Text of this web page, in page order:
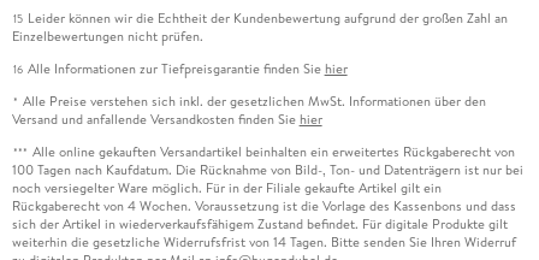
15 Leider können wir die Echtheit der Kundenbewertung aufgrund der großen Zahl an
Einzelbewertungen nicht prüfen.
16 Alle Informationen zur Tiefpreisgarantie finden Sie hier
* Alle Preise verstehen sich inkl. der gesetzlichen MwSt. Informationen über den
Versand und anfallende Versandkosten finden Sie hier
*** Alle online gekauften Versandartikel beinhalten ein erweitertes Rückgaberecht von
100 Tagen nach Kaufdatum. Die Rücknahme von Bild-, Ton- und Datenträgern ist nur bei
noch versiegelter Ware möglich. Für in der Filiale gekaufte Artikel gilt ein
Rückgaberecht von 4 Wochen. Voraussetzung ist die Vorlage des Kassenbons und dass
sich der Artikel in wiederverkaufsfähigem Zustand befindet. Für digitale Produkte gilt
weiterhin die gesetzliche Widerrufsfrist von 14 Tagen. Bitte senden Sie Ihren Widerruf